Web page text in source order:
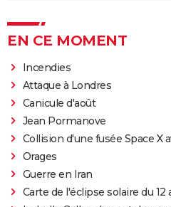
EN CE MOMENT
Incendies
Attaque à Londres
Canicule d'août
Jean Pormanove
Collision d'une fusée Space X
Orages
Guerre en Iran
Carte de l'éclipse solaire du 12